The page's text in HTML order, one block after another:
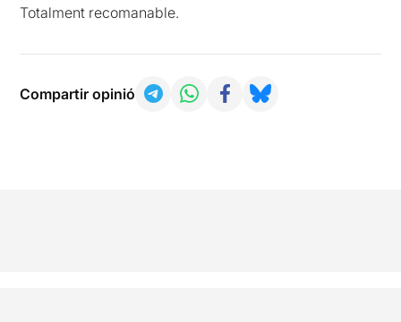
Totalment recomanable.
Compartir opinió